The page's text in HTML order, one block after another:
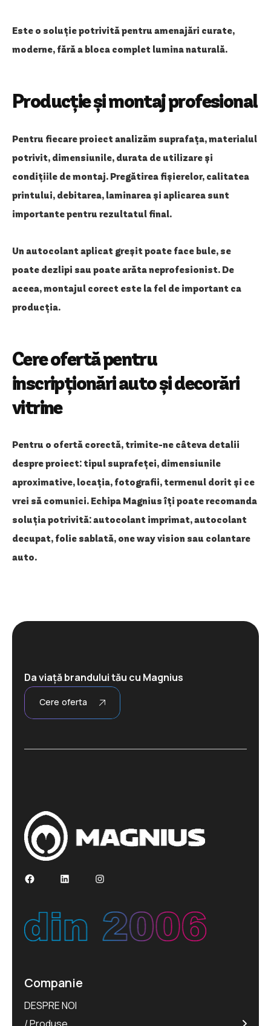
Este o soluție potrivită pentru amenajări curate,
moderne, fără a bloca complet lumina naturală.
Producție și montaj profesional
Pentru fiecare proiect analizăm suprafața, materialul
potrivit, dimensiunile, durata de utilizare și
condițiile de montaj. Pregătirea fișierelor, calitatea
printului, debitarea, laminarea și aplicarea sunt
importante pentru rezultatul final.
Un autocolant aplicat greșit poate face bule, se
poate dezlipi sau poate arăta neprofesionist. De
aceea, montajul corect este la fel de important ca
producția.
Cere ofertă pentru
inscripționări auto și decorări
vitrine
Pentru o ofertă corectă, trimite-ne câteva detalii
despre proiect: tipul suprafeței, dimensiunile
aproximative, locația, fotografii, termenul dorit și ce
vrei să comunici. Echipa Magnius îți poate recomanda
soluția potrivită: autocolant imprimat, autocolant
decupat, folie sablată, one way vision sau colantare
auto.
Da viață brandului tău cu Magnius
Cere oferta
Companie
DESPRE NOI